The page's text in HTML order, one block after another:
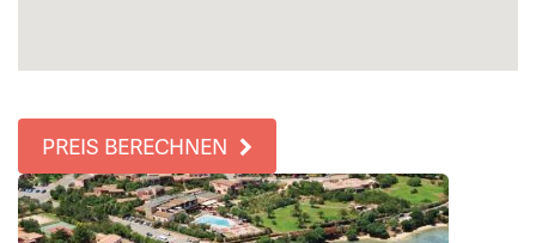
PREIS BERECHNEN